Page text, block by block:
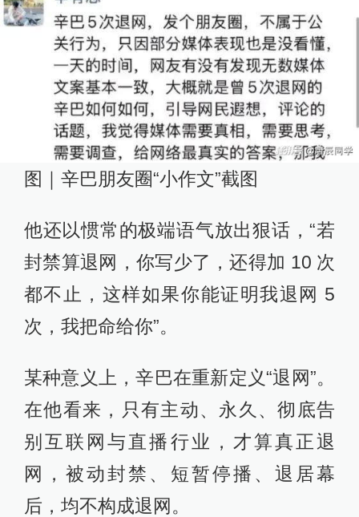
图｜辛巴朋友圈“小作文”截图
他还以惯常的极端语气放出狠话，“若
封禁算退网，你写少了，还得加 10 次
都不止，这样如果你能证明我退网 5
次，我把命给你”。
某种意义上，辛巴在重新定义“退网”。
在他看来，只有主动、永久、彻底告
别互联网与直播行业，才算真正退
网，被动封禁、短暂停播、退居幕
后，均不构成退网。